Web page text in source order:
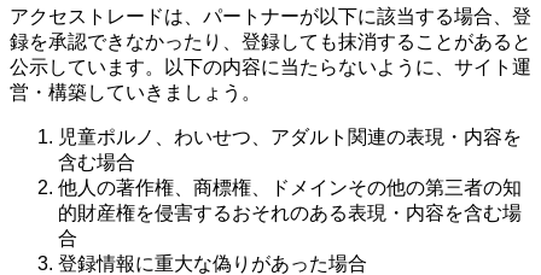
アクセストレードは、パートナーが以下に該当する場合、登
録を承認できなかったり、登録しても抹消することがあると
公示しています。以下の内容に当たらないように、サイト運
営・構築していきましょう。
児童ポルノ、わいせつ、アダルト関連の表現・内容を
含む場合
他人の著作権、商標権、ドメインその他の第三者の知
的財産権を侵害するおそれのある表現・内容を含む場
合
登録情報に重大な偽りがあった場合